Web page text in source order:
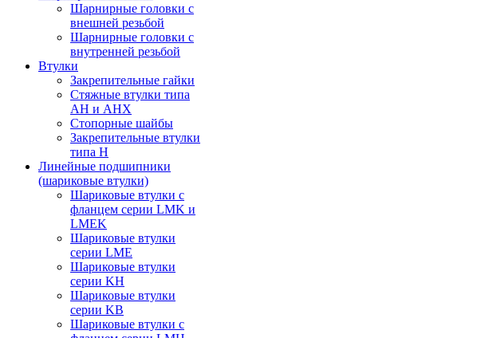
Шарнирные головки с
внешней резьбой
Шарнирные головки с
внутренней резьбой
Втулки
Закрепительные гайки
Стяжные втулки типа
AH и AHX
Стопорные шайбы
Закрепительные втулки
типа H
Линейные подшипники
(шариковые втулки)
Шариковые втулки с
фланцем серии LMK и
LMEK
Шариковые втулки
серии LME
Шариковые втулки
серии KH
Шариковые втулки
серии KB
Шариковые втулки с